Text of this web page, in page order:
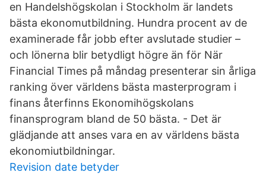
en Handelshögskolan i Stockholm är landets
bästa ekonomutbildning. Hundra procent av de
examinerade får jobb efter avslutade studier –
och lönerna blir betydligt högre än för När
Financial Times på måndag presenterar sin årliga
ranking över världens bästa masterprogram i
finans återfinns Ekonomihögskolans
finansprogram bland de 50 bästa. - Det är
glädjande att anses vara en av världens bästa
ekonomiutbildningar.
Revision date betyder